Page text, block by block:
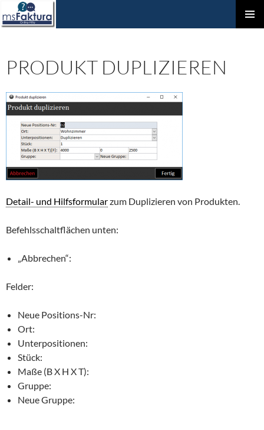
ZUM
PRODUKT DUPLIZIEREN
Detail- und Hilfsformularzum Duplizieren von Produkten.
Befehlsschaltflächen unten:
„Abbrechen“:
Felder:
Neue Positions-Nr:
Ort:
Unterpositionen:
Stück:
Maße (B X H X T):
Gruppe:
Neue Gruppe: